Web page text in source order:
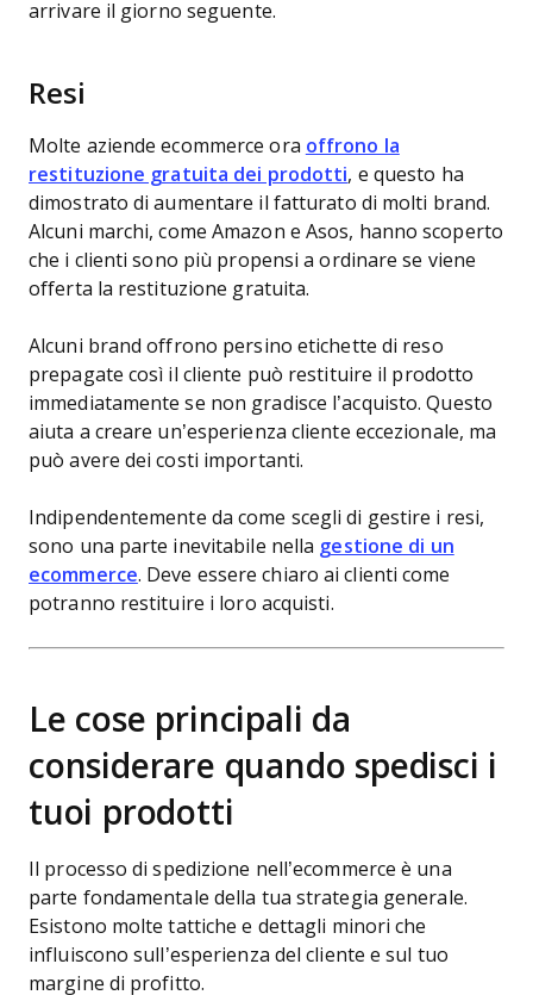
arrivare il giorno seguente.
Resi
Molte aziende ecommerce ora offrono la
restituzione gratuita dei prodotti, e questo ha
dimostrato di aumentare il fatturato di molti brand.
Alcuni marchi, come Amazon e Asos, hanno scoperto
che i clienti sono più propensi a ordinare se viene
offerta la restituzione gratuita.
Alcuni brand offrono persino etichette di reso
prepagate così il cliente può restituire il prodotto
immediatamente se non gradisce l’acquisto. Questo
aiuta a creare un’esperienza cliente eccezionale, ma
può avere dei costi importanti.
Indipendentemente da come scegli di gestire i resi,
sono una parte inevitabile nella gestione di un
ecommerce. Deve essere chiaro ai clienti come
potranno restituire i loro acquisti.
Le cose principali da
considerare quando spedisci i
tuoi prodotti
Il processo di spedizione nell’ecommerce è una
parte fondamentale della tua strategia generale.
Esistono molte tattiche e dettagli minori che
influiscono sull’esperienza del cliente e sul tuo
margine di profitto.